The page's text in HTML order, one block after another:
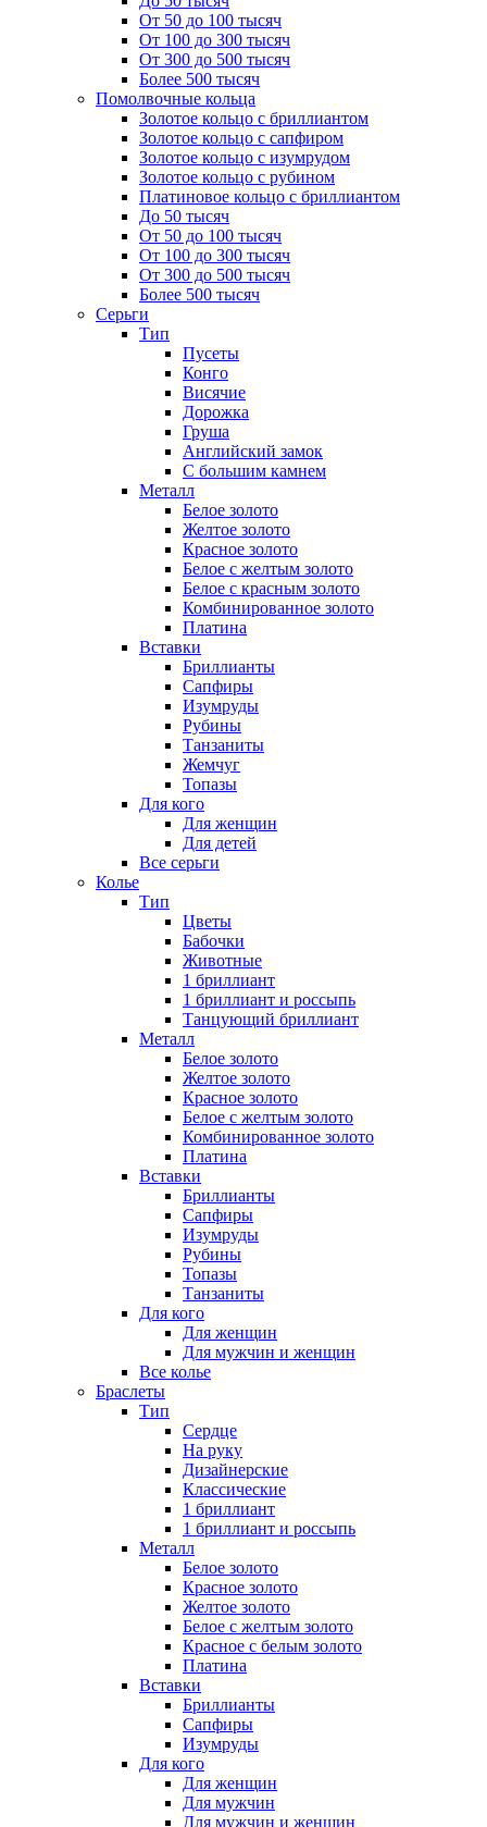
От 50 до 100 тысяч
От 100 до 300 тысяч
От 300 до 500 тысяч
Более 500 тысяч
Помолвочные кольца
Золотое кольцо с бриллиантом
Золотое кольцо с сапфиром
Золотое кольцо с изумрудом
Золотое кольцо с рубином
Платиновое кольцо с бриллиантом
До 50 тысяч
От 50 до 100 тысяч
От 100 до 300 тысяч
От 300 до 500 тысяч
Более 500 тысяч
Серьги
Тип
Пусеты
Конго
Висячие
Дорожка
Груша
Английский замок
С большим камнем
Металл
Белое золото
Желтое золото
Красное золото
Белое с желтым золото
Белое с красным золото
Комбинированное золото
Платина
Вставки
Бриллианты
Сапфиры
Изумруды
Рубины
Танзаниты
Жемчуг
Топазы
Для кого
Для женщин
Для детей
Все серьги
Колье
Тип
Цветы
Бабочки
Животные
1 бриллиант
1 бриллиант и россыпь
Танцующий бриллиант
Металл
Белое золото
Желтое золото
Красное золото
Белое с желтым золото
Комбинированное золото
Платина
Вставки
Бриллианты
Сапфиры
Изумруды
Рубины
Топазы
Танзаниты
Для кого
Для женщин
Для мужчин и женщин
Все колье
Браслеты
Тип
Сердце
На руку
Дизайнерские
Классические
1 бриллиант
1 бриллиант и россыпь
Металл
Белое золото
Красное золото
Желтое золото
Белое с желтым золото
Красное с белым золото
Платина
Вставки
Бриллианты
Сапфиры
Изумруды
Для кого
Для женщин
Для мужчин
Для мужчин и женщин